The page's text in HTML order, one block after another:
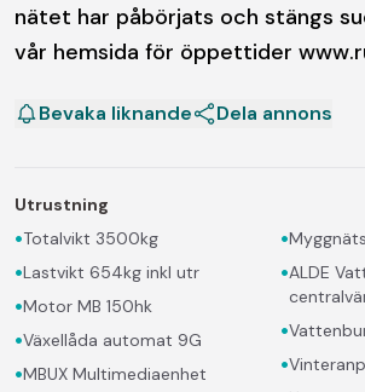
nätet har påbörjats och stängs
vår hemsida för öppettider
Bevaka liknande Dela annons
Utrustning
•Totalvikt 3500kg
•Lastvikt 654kg inkl utr
•Motor MB 150hk
•Växellåda automat 9G
•MBUX Multimediaenhet
•
•ALDE
•
•